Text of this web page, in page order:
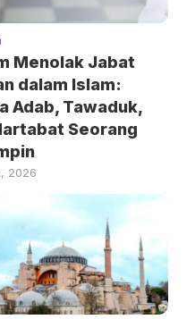
Menolak Jabat
dalam Islam:
Adab, Tawaduk,
Seorang
2026